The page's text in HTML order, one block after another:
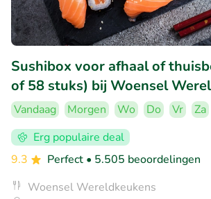
Sushibox voor afhaal of
of 58 stuks) bij Woensel
Vandaag Morgen Wo Do Vr Za
Erg populaire deal
9.3
Perfect • 5.505 beoordelingen
Woensel Wereldkeukens